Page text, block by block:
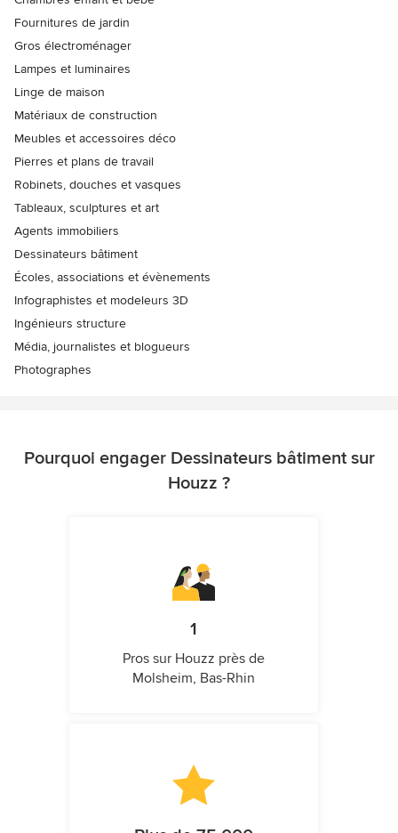
Fournitures de jardin
Gros électroménager
Lampes et luminaires
Linge de maison
Matériaux de construction
Meubles et accessoires déco
Pierres et plans de travail
Robinets, douches et vasques
Tableaux, sculptures et art
Agents immobiliers
Dessinateurs bâtiment
Écoles, associations et évènements
Infographistes et modeleurs 3D
Ingénieurs structure
Média, journalistes et blogueurs
Photographes
Pourquoi engager Dessinateurs bâtiment sur
Houzz ?
1
Pros sur Houzz près de
Molsheim, Bas-Rhin